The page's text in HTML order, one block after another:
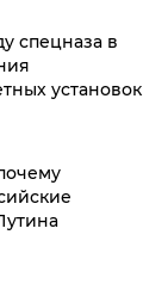
спецназа в
установок